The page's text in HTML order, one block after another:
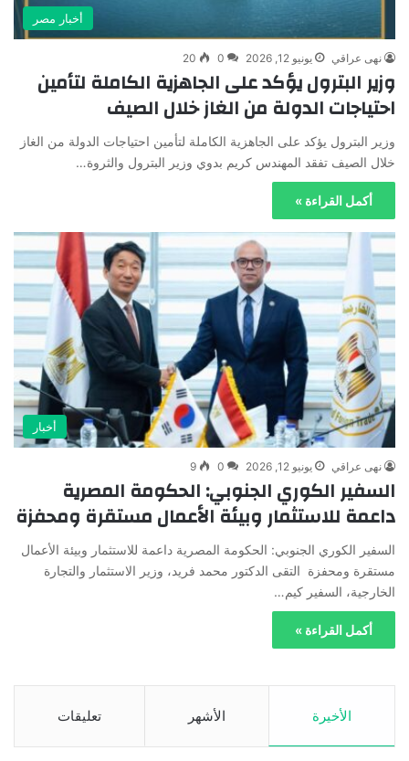
أخبار مصر
نهى عراقي يونيو 12, 2026 0
20
وزير البترول يؤكد على الجاهزية الكاملة لتأمين
احتياجات الدولة من الغاز خلال الصيف
وزير البترول يؤكد على الجاهزية الكاملة لتأمين احتياجات الدولة من الغاز
خلال الصيف تفقد المهندس كريم بدوي وزير البترول والثروة…
أكمل القراءة »
أخبار
نهى عراقي يونيو 12, 2026 0
9
السفير الكوري الجنوبي: الحكومة المصرية
داعمة للاستثمار وبيئة الأعمال مستقرة ومحفزة
السفير الكوري الجنوبي: الحكومة المصرية داعمة للاستثمار وبيئة الأعمال
مستقرة ومحفزة التقى الدكتور محمد فريد، وزير الاستثمار والتجارة
الخارجية، السفير كيم…
أكمل القراءة »
الأخيرة الأشهر تعليقات